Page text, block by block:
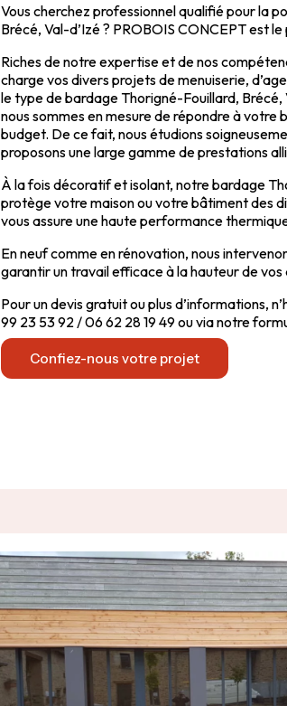
Vous cherchez professionnel qualifié pour la
Brécé, Val-d’Izé ? PROBOIS CONCEPT est
Riches de notre expertise et de nos
charge vos divers projets de menuiserie,
le type de bardage Thorigné-Fouillard, Brécé,
nous sommes en mesure de répondre à votre
budget. De ce fait, nous étudions
proposons une large gamme de prestations
À la fois décoratif et isolant, notre bardage
protège votre maison ou votre bâtiment des
vous assure une haute performance
En neuf comme en rénovation, nous
garantir un travail efficace à la hauteur de
Pour un devis gratuit ou plus d’informations,
99 23 53 92 / 06 62 28 19 49 ou via notre
Confiez-nous votre projet